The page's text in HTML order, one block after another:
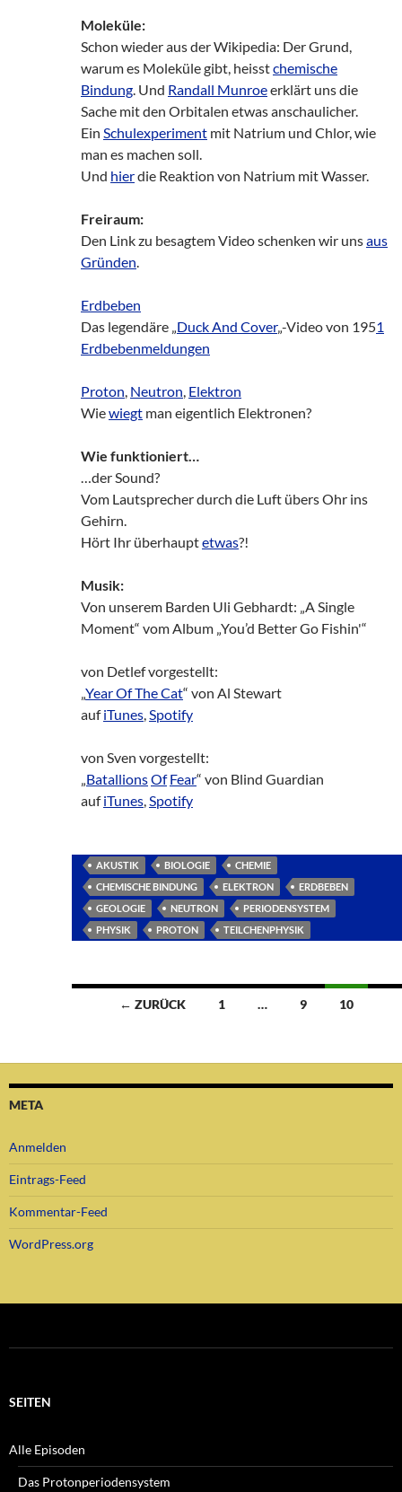
Moleküle:
Schon wieder aus der Wikipedia: Der Grund,
warum es Moleküle gibt, heisstchemische
Bindung. Und Randall Munroeerklärt uns die
Sache mit den Orbitalen etwas anschaulicher.
Ein Schulexperiment mit Natrium und Chlor, wie
man es machen soll.
Und hierdie Reaktion von Natrium mit Wasser.
Freiraum:
Den Link zu besagtem Video schenken wir unsaus
Gründen.
Erdbeben
Das legendäre „Duck And Cover„-Video von 1951
Erdbebenmeldungen
Proton, Neutron, Elektron
Wiewiegt man eigentlich Elektronen?
Wie funktioniert…
…der Sound?
Vom Lautsprecher durch die Luft übers Ohr ins
Gehirn.
Hört Ihr überhauptetwas?!
Musik:
Von unserem Barden Uli Gebhardt: „A Single
Moment“ vom Album „You’d Better Go Fishin'“
von Detlef vorgestellt:
„Year Of The Cat“ von Al Stewart
aufiTunes,Spotify
von Sven vorgestellt:
„BatallionsOf Fear“ von Blind Guardian
aufiTunes,Spotify
AKUSTIK BIOLOGIE
CHEMIE
CHEMISCHE BINDUNG
ELEKTRON
ERDBEBEN
GEOLOGIE
NEUTRON
PERIODENSYSTEM
PHYSIK
PROTON TEILCHENPHYSIK
Beitragsnavigation
← ZURÜCK 1 … 9 10
META
Anmelden
Eintrags-Feed
Kommentar-Feed
WordPress.org
SEITEN
Alle Episoden
Das Protonperiodensystem